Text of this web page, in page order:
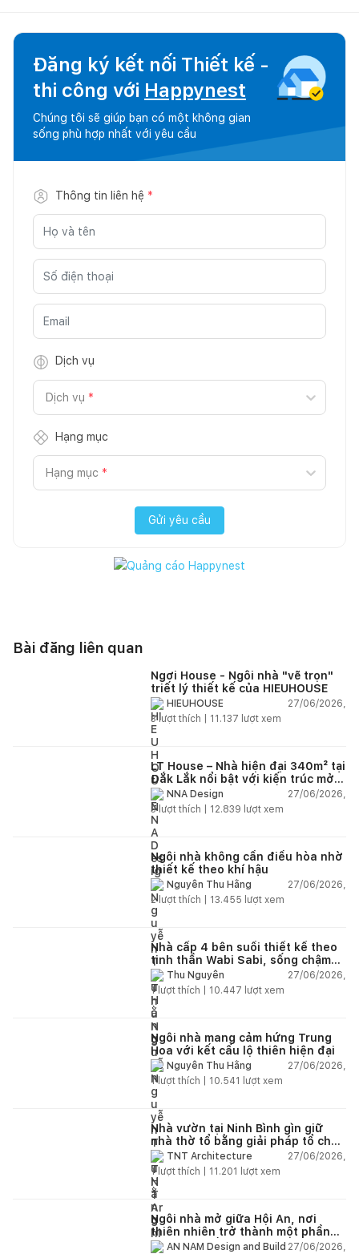
Đăng ký kết nối Thiết kế -
thi công với Happynest
Chúng tôi sẽ giúp bạn có một không gian
sống phù hợp nhất với yêu cầu
Thông tin liên hệ *
Dịch vụ
Dịch vụ *
Hạng mục
Hạng mục *
Gửi yêu cầu
Bài đăng liên quan
Ngơi House - Ngôi nhà "vẽ trọn"
triết lý thiết kế của HIEUHOUSE
HIEUHOUSE
27/06/2026,
3lượt thích | 11.137 lượt xem
LT House – Nhà hiện đại 340m² tại
Đắk Lắk nổi bật với kiến trúc mở
và hệ sân vườn kết nối thiên
nhiên
NNA Design
27/06/2026,
3lượt thích | 12.839 lượt xem
Ngôi nhà không cần điều hòa nhờ
thiết kế theo khí hậu
Nguyễn Thu Hằng
27/06/2026,
2lượt thích | 13.455 lượt xem
Nhà cấp 4 bên suối thiết kế theo
tinh thần Wabi Sabi, sống chậm
giữa thiên nhiên
Thu Nguyễn
27/06/2026,
1lượt thích | 10.447 lượt xem
Ngôi nhà mang cảm hứng Trung
Hoa với kết cấu lộ thiên hiện đại
Nguyễn Thu Hằng
27/06/2026,
1lượt thích | 10.541 lượt xem
Nhà vườn tại Ninh Bình gìn giữ
nhà thờ tổ bằng giải pháp tổ chức
lại không gian
TNT Architecture
27/06/2026,
1lượt thích | 11.201 lượt xem
Ngôi nhà mở giữa Hội An, nơi
thiên nhiên trở thành một phần
của cuộc sống
AN NAM Design and Build 27/06/2026,